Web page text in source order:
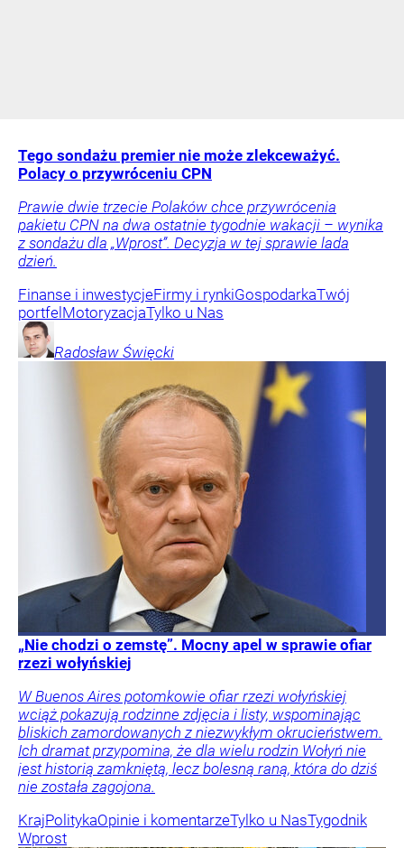
Tego sondażu premier nie może zlekceważyć.
Polacy o przywróceniu CPN
Prawie dwie trzecie Polaków chce przywrócenia
pakietu CPN na dwa ostatnie tygodnie wakacji – wynika
z sondażu dla „Wprost”. Decyzja w tej sprawie lada
dzień.
Finanse i inwestycjeFirmy i rynkiGospodarkaTwój
portfel MotoryzacjaTylko u Nas
Radosław Święcki
„Nie chodzi o zemstę”. Mocny apel w sprawie ofiar
rzezi wołyńskiej
W Buenos Aires potomkowie ofiar rzezi wołyńskiej
wciąż pokazują rodzinne zdjęcia i listy, wspominając
bliskich zamordowanych z niezwykłym okrucieństwem.
Ich dramat przypomina, że dla wielu rodzin Wołyń nie
jest historią zamkniętą, lecz bolesną raną, która do dziś
nie została zagojona.
KrajPolitykaOpinie i komentarzeTylko u NasTygodnik
Wprost